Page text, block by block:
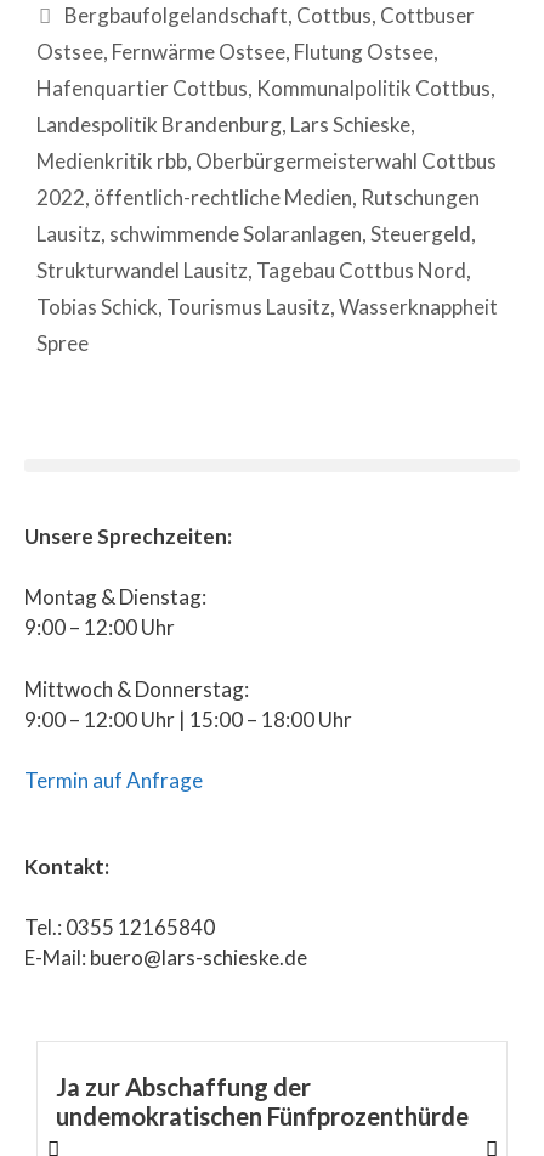
Bergbaufolgelandschaft, Cottbus, Cottbuser
Ostsee, Fernwärme Ostsee, Flutung Ostsee,
Hafenquartier Cottbus, Kommunalpolitik Cottbus,
Landespolitik Brandenburg, Lars Schieske,
Medienkritik rbb, Oberbürgermeisterwahl Cottbus
2022, öffentlich-rechtliche Medien, Rutschungen
Lausitz, schwimmende Solaranlagen,Steuergeld,
Strukturwandel Lausitz, Tagebau Cottbus Nord,
Tobias Schick, Tourismus Lausitz,Wasserknappheit
Spree
Unsere Sprechzeiten:
Montag & Dienstag:
9:00 – 12:00 Uhr
Mittwoch & Donnerstag:
9:00 – 12:00 Uhr | 15:00 – 18:00 Uhr
Termin auf Anfrage
Kontakt:
Tel.: 0355 12165840
E-Mail: buero@lars-schieske.de
Ja zur Abschaffung der
undemokratischen Fünfprozenthürde